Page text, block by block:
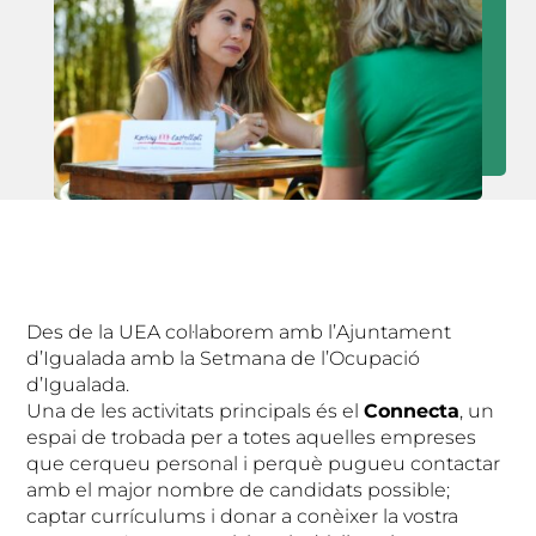
Des de la UEA col·laborem amb l’Ajuntament
d’Igualada amb la Setmana de l’Ocupació
d’Igualada.
Una de les activitats principals és elConnecta, un
espai de trobada per a totes aquelles empreses
que cerqueu personal i perquè pugueu contactar
amb el major nombre de candidats possible;
captar currículums i donar a conèixer la vostra